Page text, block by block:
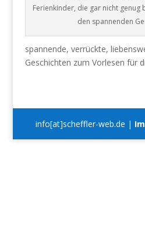
Ferienkinder, die gar nicht genug
den spannenden
spannende, verrückte,
Geschichten zum Vorlesen für
info[at]scheffler-web.de |